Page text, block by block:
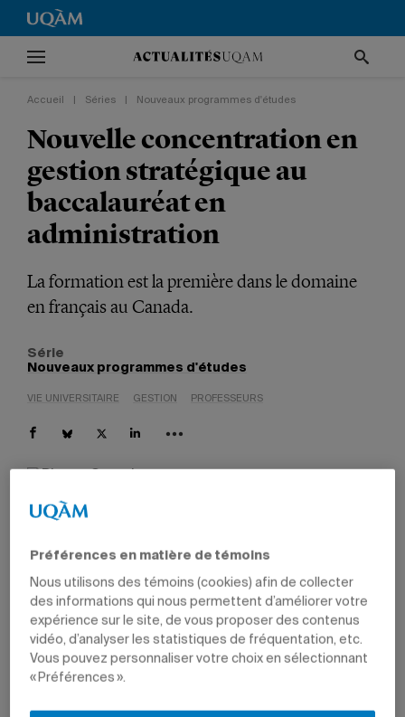
Accueil Séries Nouveaux programmes d'études
Nouvelle concentration en
gestion stratégique au
baccalauréat en
administration
La formation est la première dans le domaine
en français au Canada.
Série
Nouveaux programmes d'études
VIE UNIVERSITAIRE GESTION PROFESSEURS
La concentration forme les futurs gestionnaires à penser
la stratégie comme un levier de transformation durable, à
décisions dans l'incertitude et à comprendre les impacts
ParJean-François Ducharme
17 mars 2026 à 12 h 34
administrationde l’ESG UQAM offrira une nouvelle
Préférences en matière de témoins
Nous utilisons des témoins (cookies) afin de collecter
des informations qui nous permettent d’améliorer votre
expérience sur le site, de vous proposer des contenus
vidéo, d’analyser les statistiques de fréquentation, etc.
Vous pouvez personnaliser votre choix en sélectionnant
« Préférences ».